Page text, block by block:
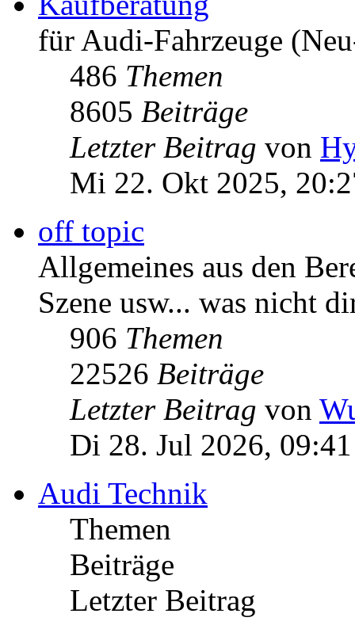
Kaufberatung
für Audi-Fahrzeuge
486Themen
8605Beiträge
Letzter Beitrag
Mi 22. Okt 2025,
off topic
Allgemeines aus den
Szene usw... was nicht
906Themen
Letzter Beitrag
Di 28. Jul 2026, 09:41